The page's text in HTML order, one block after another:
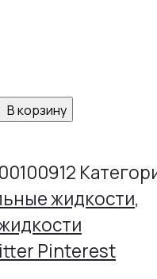
В корзину
жидкости,
Pinterest